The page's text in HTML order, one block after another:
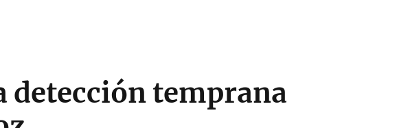
detección temprana